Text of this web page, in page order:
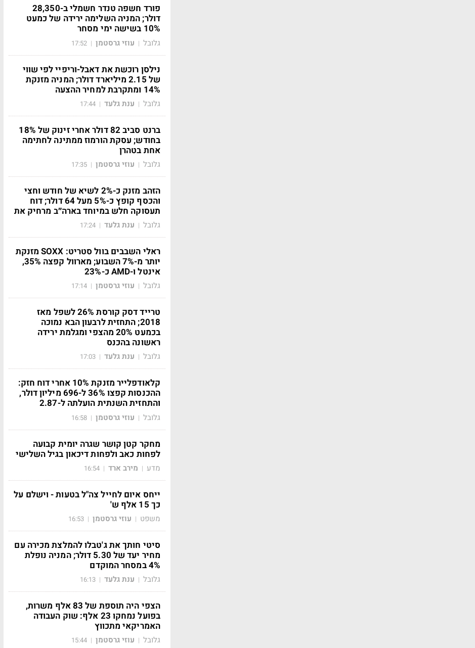
פורד חשפה טנדר חשמלי ב-28,350
דולר; המניה השלימה ירידה של כמעט
10% בשישה ימי מסחר
גלובל | עוזי גרסטמן |
17:52
נילסן רוכשת את דאבל-וריפיי לפי שווי
של 2.15 מיליארד דולר; המניה מזנקת
14% ומתקרבת למחיר ההצעה
גלובל | ענת גלעד |
17:44
ברנט סביב 82 דולר אחרי זינוק של 18%
בחודש; עסקת הורמוז ממתינה לחתימה
אחת בטהרן
גלובל | עוזי גרסטמן |
17:35
הזהב מזנק כ-2% לשיא של חודש וחצי
והכסף קופץ כ-5% מעל 64 דולר; דוח
תעסוקה חלש במיוחד בארה״ב מרחיק את
גלובל | ענת גלעד |
17:24
ראלי השבבים בוול סטריט: SOXX מזנקת
יותר מ-7% השבוע; מארוול קפצה 35%,
אינטל ו-AMD כ-23%
גלובל | עוזי גרסטמן |
17:14
טרייד דסק קורסת 26% לשפל מאז
2018; התחזית לרבעון הבא נמוכה
בכמעט 20% מהצפי ומגלמת ירידה
ראשונה בהכנס
גלובל | ענת גלעד |
17:03
קלאודפלייר מזנקת 10% אחרי דוח חזק:
ההכנסות קפצו 36% ל-696 מיליון דולר,
והתחזית השנתית הועלתה ל-2.87
גלובל | עוזי גרסטמן |
16:58
מחקר קטן קושר שגרה יומית קבועה
לפחות כאב ולפחות דיכאון בגיל השלישי
מדע | מירב ארד |
16:54
ייחס איום לחייל צה"ל בטעות - וישלם על
כך 15 אלף ש'
משפט | עוזי גרסטמן |
16:53
סיטי חותך את ג'טבלו להמלצת מכירה עם
מחיר יעד של 5.30 דולר; המניה נופלת
4% במסחר המוקדם
גלובל | ענת גלעד |
16:13
הצפי היה תוספת של 83 אלף משרות,
בפועל נמחקו 23 אלף: שוק העבודה
האמריקאי מתכווץ
גלובל | עוזי גרסטמן |
15:44